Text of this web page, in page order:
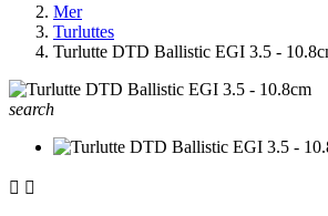
Mer
Turluttes
Turlutte DTD Ballistic EGI 3.5 -
search
 